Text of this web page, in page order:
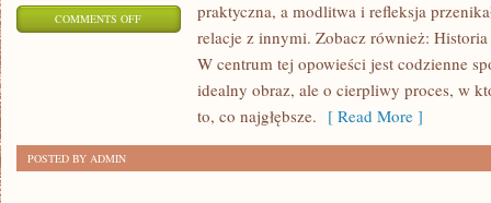
COMMENTS OFFON
SAKRAMENTY
praktyczna, a modlitwa i refleksja
relacje z innymi. Zobacz również:
W centrum tej opowieści jest codzienne
idealny obraz, ale o cierpliwy proces, w
to, co najgłębsze. [ Read More ]
POSTED BY ADMIN